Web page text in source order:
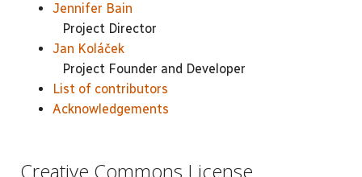
Jennifer Bain
Project Director
Jan Koláček
Project Founder and Developer
List of contributors
Acknowledgements
Creative Commons License